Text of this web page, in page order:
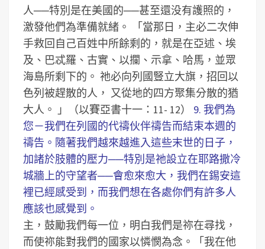
人──特別是在美國的──甚至還没有護照的，
激發他們為準備就緒。
「當那日，主必二次伸
手救回自己百姓中所餘剩的，就是在亞述、埃
及、巴忒羅、古實、以攔、示拿、哈馬，並眾
海島所剩下的。 祂必向列國豎立大旗，招回以
色列被趕散的人， 又從地的四方聚集分散的猶
大人。 」（以賽亞書十一：11- 12）
9. 我們為
您－我們在列國的代禱伙伴禱告而結束本週的
禱告。隨著我們越來越進入這些末世的日子，
加諸於肢體的壓力──特別是祂設立在耶路撒冷
城牆上的守望者──會愈來愈大，我們在錫安這
裡已經感受到，而我們想在各處你們有許多人
應該也感覺到。
主，鼓勵我們每一位，明白我們是祢在尋找，
而使祢能對我們的國家以憐憫為念。「我在他